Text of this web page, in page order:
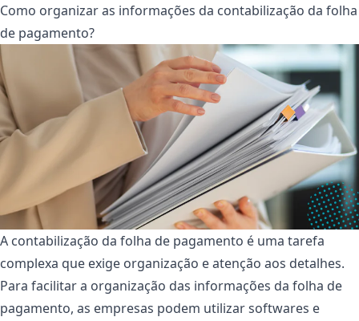
Como organizar as informações da contabilização da folha
de pagamento?
A contabilização da folha de pagamento é uma tarefa
complexa que exige organização e atenção aos detalhes.
Para facilitar a organização das informações da folha de
pagamento, as empresas podem utilizar softwares e